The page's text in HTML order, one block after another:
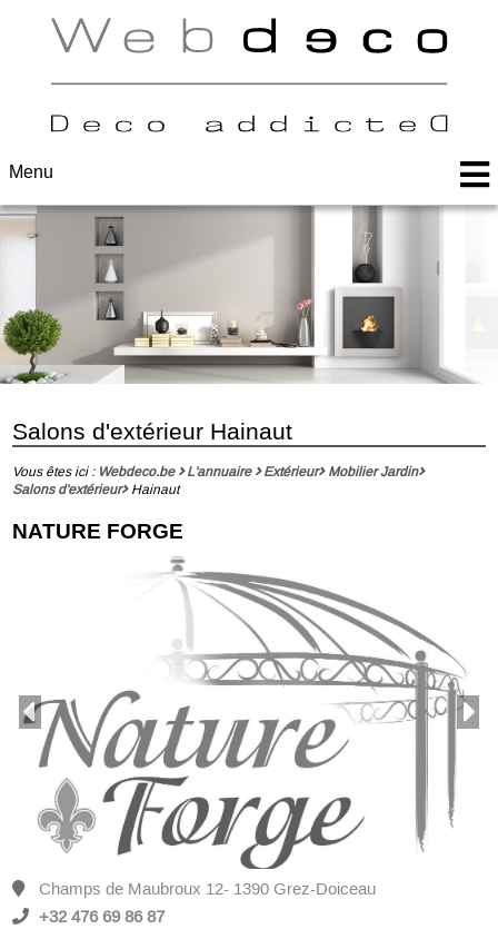
Menu
Salons d'extérieur Hainaut
Vous êtes ici : Webdeco.be L'annuaire Extérieur
Mobilier Jardin
Salons d'extérieur
Hainaut
NATURE FORGE
Champs de Maubroux 12- 1390 Grez-Doiceau
+32 476 69 86 87